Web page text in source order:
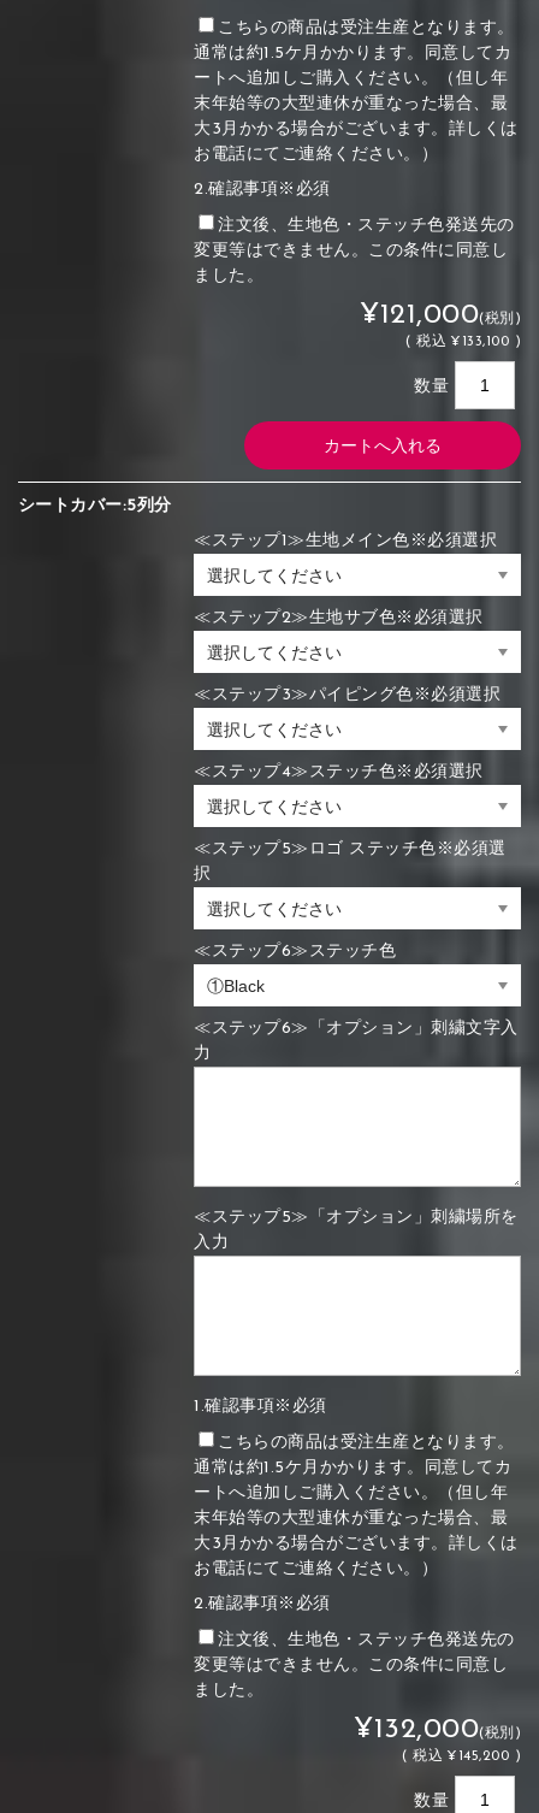
こちらの商品は受注生産となります。
通常は約1.5ケ月かかります。同意してカ
ートへ追加しご購入ください。（但し年
末年始等の大型連休が重なった場合、最
大3月かかる場合がございます。詳しくは
お電話にてご連絡ください。）
2.確認事項※必須
注文後、生地色・ステッチ色発送先の
変更等はできません。この条件に同意し
ました。
¥121,000(税別)
(税込 ¥133,100 )
数量
シートカバー:5列分
≪ステップ1≫生地メイン色※必須選択
≪ステップ2≫生地サブ色※必須選択
≪ステップ3≫パイピング色※必須選択
≪ステップ4≫ステッチ色※必須選択
≪ステップ5≫ロゴ ステッチ色※必須選
択
≪ステップ6≫ステッチ色
≪ステップ6≫「オプション」刺繍文字入
力
≪ステップ5≫「オプション」刺繍場所を
入力
1.確認事項※必須
こちらの商品は受注生産となります。
通常は約1.5ケ月かかります。同意してカ
ートへ追加しご購入ください。（但し年
末年始等の大型連休が重なった場合、最
大3月かかる場合がございます。詳しくは
お電話にてご連絡ください。）
2.確認事項※必須
注文後、生地色・ステッチ色発送先の
変更等はできません。この条件に同意し
ました。
¥132,000(税別)
(税込 ¥145,200 )
数量